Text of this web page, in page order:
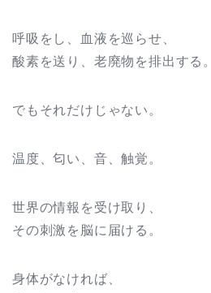
呼吸をし、血液を巡らせ、
酸素を送り、老廃物を排出する。
でもそれだけじゃない。
温度、匂い、音、触覚。
世界の情報を受け取り、
その刺激を脳に届ける。
身体がなければ、